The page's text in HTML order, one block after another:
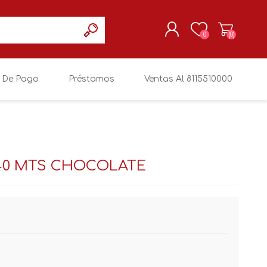
REGISTRARSE
0 (0)
Pago Préstamos Ventas Al 8115510000
MTS CHOCOLATE